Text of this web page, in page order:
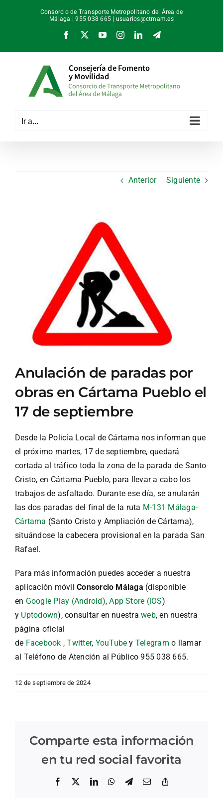
Consorcio de Transporte Metropolitano del Área de
Málaga | 955 038 665 | usuarios@ctmam.es
Facebook
X YouTubeInstagramLinkedInTelegram
Ir a...
Anterior Siguiente
Anulación de paradas por
obras en Cártama Pueblo el
17 de septiembre
Desde la Policía Local de Cártama nos informan que
el próximo martes, 17 de septiembre, quedará
cortada al tráfico toda la zona de la parada de Santo
Cristo, en Cártama Pueblo, para llevar a cabo los
trabajos de asfaltado. Durante ese día, se anularán
las dos paradas del final de la ruta M-131 Málaga-
Cártama (Santo Cristo y Ampliación de Cártama),
situándose la cabecera provisional en la parada San
Rafael.
Para más información puedes acceder a nuestra
aplicación móvilConsorcio Málaga (disponible
en Google Play (Android),App Store (iOS)
y Uptodown), consultar en nuestraweb, en nuestra
página oficial
de Facebook ,Twitter, YouTube y Telegramo llamar
al Teléfono de Atención al Público 955 038 665.
12 de septiembre de 2024
Comparte esta información
en tu red social favorita
Facebook LinkedInWhatsApp
Telegram
Correo